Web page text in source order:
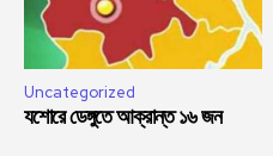
Uncategorized
যশোরে ডেঙ্গুতে আক্রান্ত ১৬ জন